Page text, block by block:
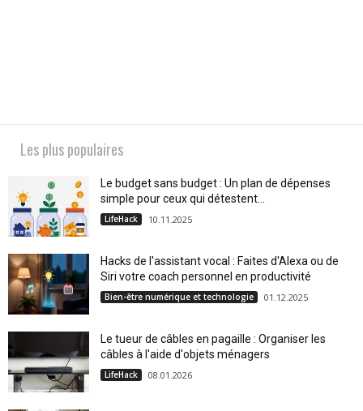
Les plus populaires
Le budget sans budget : Un plan de dépenses
simple pour ceux qui détestent...
LifeHack 10.11.2025
Hacks de l'assistant vocal : Faites d'Alexa ou de
Siri votre coach personnel en productivité
Bien-être numérique et technologie 01.12.2025
Le tueur de câbles en pagaille : Organiser les
câbles à l'aide d'objets ménagers
LifeHack 08.01.2026